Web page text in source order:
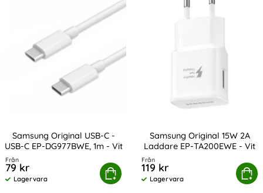
Samsung Original USB-C -
USB-C EP-DG977BWE, 1m - Vit
Art. nr 13856
Från
79 kr
Tillgänglighet:
Lagervara
Köp
Original USB-C - USB-C EP-DG977BWE, 1m - Vit
Samsung Original 15W 2A
Laddare EP-TA200EWE - Vit
Art. nr 13863
Från
119 kr
Tillgänglighet:
Lagervara
Köp
Samsung Original 15W 2A